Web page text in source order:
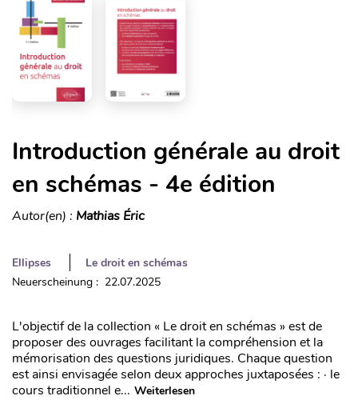
Introduction générale au droit
en schémas - 4e édition
Autor(en) : Mathias Éric
Ellipses
Le droit en schémas
Neuerscheinung : 22.07.2025
L'objectif de la collection « Le droit en schémas » est de
proposer des ouvrages facilitant la compréhension et la
mémorisation des questions juridiques. Chaque question
est ainsi envisagée selon deux approches juxtaposées : · le
cours traditionnel e... Weiterlesen